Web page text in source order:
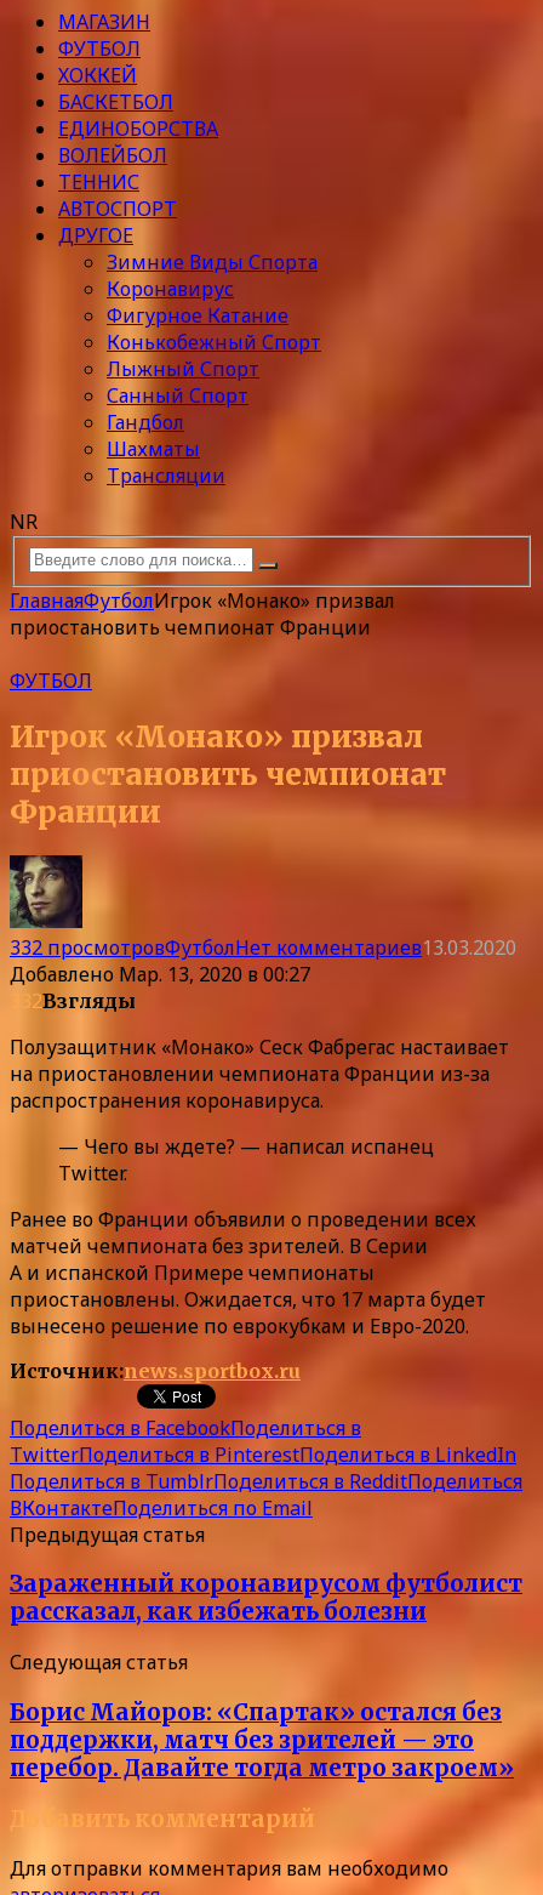
МАГАЗИН
ФУТБОЛ
ХОККЕЙ
БАСКЕТБОЛ
ЕДИНОБОРСТВА
ВОЛЕЙБОЛ
ТЕННИС
АВТОСПОРТ
ДРУГОЕ
Зимние Виды Спорта
Коронавирус
Фигурное Катание
Конькобежный Спорт
Лыжный Спорт
Санный Спорт
Гандбол
Шахматы
Трансляции
NR
ГлавнаяФутболИгрок «Монако» призвал
приостановить чемпионат Франции
ФУТБОЛ
Игрок «Монако» призвал
приостановить чемпионат
Франции
332 просмотровФутболНет комментариев13.03.2020
Добавлено Мар. 13, 2020 в 00:27
332Взгляды
Полузащитник «Монако» Сеск Фабрегас настаивает
на приостановлении чемпионата Франции из-за
распространения коронавируса.
— Чего вы ждете? — написал испанец
Twitter.
Ранее во Франции объявили о проведении всех
матчей чемпионата без зрителей. В Серии
А и испанской Примере чемпионаты
приостановлены. Ожидается, что 17 марта будет
вынесено решение по еврокубкам и Евро-2020.
Источник:news.sportbox.ru
Поделиться в FacebookПоделиться в
TwitterПоделиться в PinterestПоделиться в LinkedIn
Поделиться в TumblrПоделиться в RedditПоделиться
ВКонтактеПоделиться по Email
Предыдущая статья
Зараженный коронавирусом футболист
рассказал, как избежать болезни
Следующая статья
Борис Майоров: «Спартак» остался без
поддержки, матч без зрителей — это
перебор. Давайте тогда метро закроем»
Добавить комментарий
Для отправки комментария вам необходимо